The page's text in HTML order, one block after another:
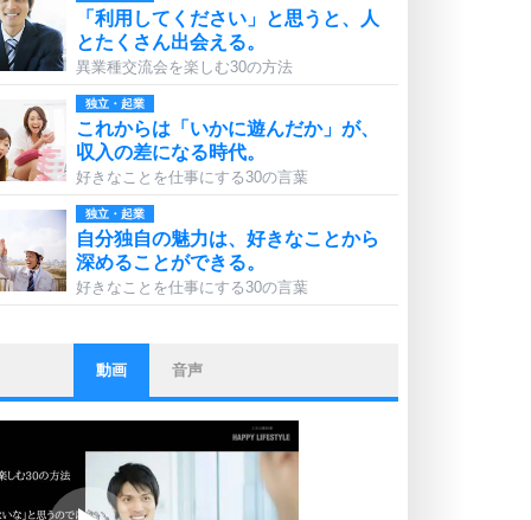
「利用してください」と思うと、人
とたくさん出会える。
異業種交流会を楽しむ30の方法
独立・起業
これからは「いかに遊んだか」が、
収入の差になる時代。
好きなことを仕事にする30の言葉
独立・起業
自分独自の魅力は、好きなことから
深めることができる。
好きなことを仕事にする30の言葉
ストレス対策
他人と比べない。
いっそのこと、他人を見ない。
いらいらしない人になる30の方法
プラス思考
ポジティブになれない原因は、行動
動画 音声